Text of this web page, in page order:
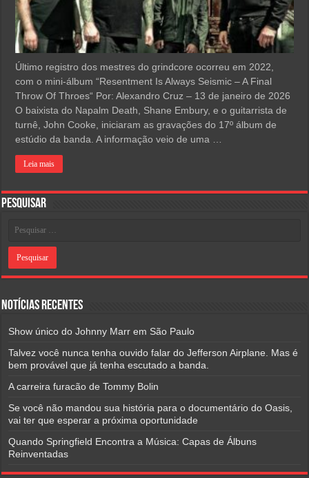
Último registro dos mestres do grindcore ocorreu em 2022,
com o mini-álbum “Resentment Is Always Seismic – A Final
Throw Of Throes“ Por: Alexandro Cruz – 13 de janeiro de 2026
O baixista do Napalm Death, Shane Embury, e o guitarrista de
turnê, John Cooke, iniciaram as gravações do 17º álbum de
estúdio da banda. A informação veio de uma …
Leia mais
Pesquisar
Notícias Recentes
Show único do Johnny Marr em São Paulo
Talvez você nunca tenha ouvido falar do Jefferson Airplane. Mas é
bem provável que já tenha escutado a banda.
A carreira furacão de Tommy Bolin
Se você não mandou sua história para o documentário do Oasis,
vai ter que esperar a próxima oportunidade
Quando Springfield Encontra a Música: Capas de Álbuns
Reinventadas